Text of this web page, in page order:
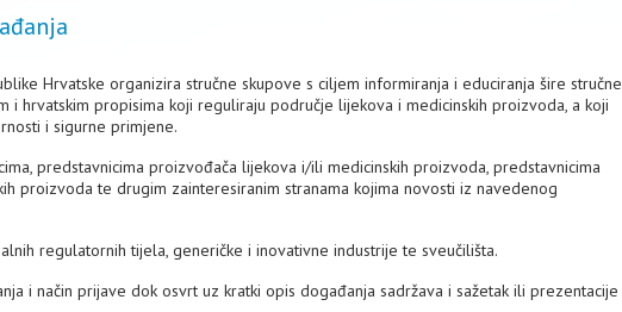
Hrvatske organizira stručne skupove s ciljem informiranja i educiranja šire stručne
i hrvatskim propisima koji reguliraju područje lijekova i medicinskih proizvoda, a koji
i sigurne primjene.
predstavnicima proizvođača lijekova i/ili medicinskih proizvoda, predstavnicima
proizvoda te drugim zainteresiranim stranama kojima novosti iz navedenog
regulatornih tijela, generičke i inovativne industrije te sveučilišta.
i način prijave dok osvrt uz kratki opis događanja sadržava i sažetak ili prezentacije